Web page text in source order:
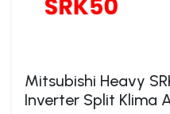
Mitsubishi Heavy
Inverter Split Klima